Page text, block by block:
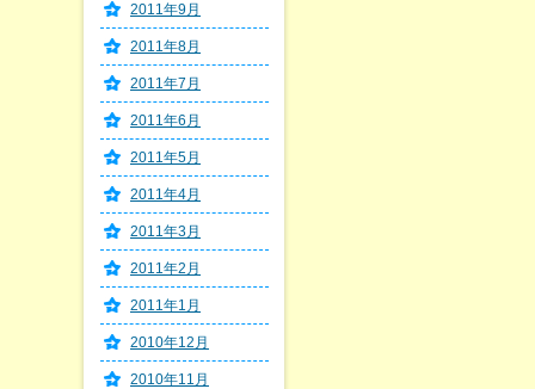
2011年9月
2011年8月
2011年7月
2011年6月
2011年5月
2011年4月
2011年3月
2011年2月
2011年1月
2010年12月
2010年11月